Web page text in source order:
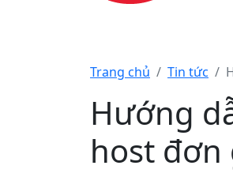
Trang chủ Tin tức
Hướng
host đơn